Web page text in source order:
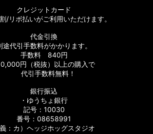
クレジットカード
/リボ払いがご利用いただけます。
代金引換
途代引手数料がかかります。
手数料 840円
円（税抜）以上の購入で
代引手数料無料！
銀行振込
・ゆうちょ銀行
記号：10030
番号：08658991
：カ）ヘッジホッグスタジオ